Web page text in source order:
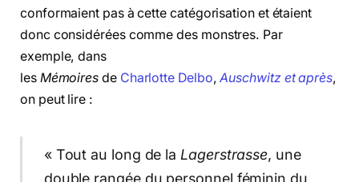
conformaient pas à cette catégorisation et étaient
donc considérées comme des monstres. Par
exemple, dans
les Mémoires de Charlotte Delbo,Auschwitz et après,
on peut lire :
« Tout au long de laLagerstrasse, une